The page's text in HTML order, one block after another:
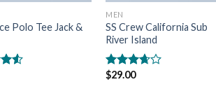
Polo Tee Jack &
MEN
SS Crew California Sub
River Island
5
$29.00